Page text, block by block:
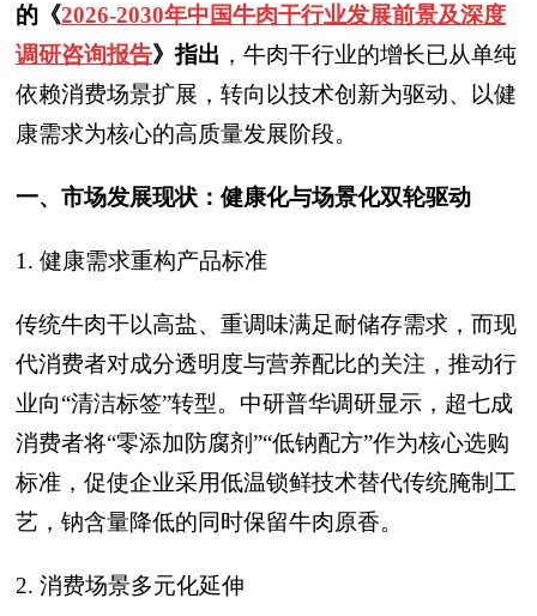
的《2026-2030年中国牛肉干行业发展前景及深度
调研咨询报告》指出 ，牛肉干行业的增长已从单纯
依赖消费场景扩展，转向以技术创新为驱动、以健
康需求为核心的高质量发展阶段。
一、市场发展现状：健康化与场景化双轮驱动
1. 健康需求重构产品标准
传统牛肉干以高盐、重调味满足耐储存需求，而现
代消费者对成分透明度与营养配比的关注，推动行
业向“清洁标签”转型。中研普华调研显示，超七成
消费者将“零添加防腐剂”“低钠配方”作为核心选购
标准，促使企业采用低温锁鲜技术替代传统腌制工
艺，钠含量降低的同时保留牛肉原香。
2. 消费场景多元化延伸